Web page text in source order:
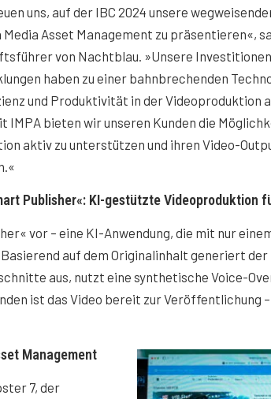
uns, auf der IBC 2024 unsere
Media Asset Management zu präsentieren«,
von Nachtblau. »Unsere
haben zu einer bahnbrechenden
und Produktivität in der Videoproduktion
IMPA bieten wir unseren Kunden die
aktiv zu unterstützen und ihren Video-
Publisher«: KI-gestützte Videoproduktion
vor – eine KI-Anwendung, die mit nur
auf dem Originalinhalt generiert
aus, nutzt eine synthetische Voice-
ist das Video bereit zur Veröffentlichung –
Management
7, der